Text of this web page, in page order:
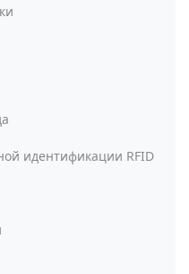
идентификации RFID